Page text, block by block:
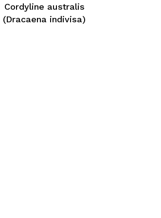
Cordyline australis
(Dracaena indivisa)